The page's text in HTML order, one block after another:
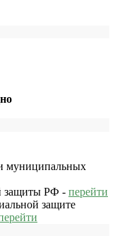
муниципальных
защиты РФ - перейти
защите